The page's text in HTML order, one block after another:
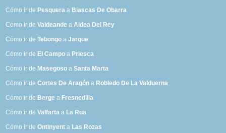
Cómo ir de Pesquera a Biascas De Obarra
Cómo ir deValdeande aAldea Del Rey
Cómo ir deTebongo aJarque
Cómo ir de El Campo a Priesca
Cómo ir de Masegoso aSanta Marta
Cómo ir deCortes De Aragón a Robledo De La Valduerna
Cómo ir de Berge a Fresnedilla
Cómo ir deValfarta a La Rua
Cómo ir deOntinyent a Las Rozas